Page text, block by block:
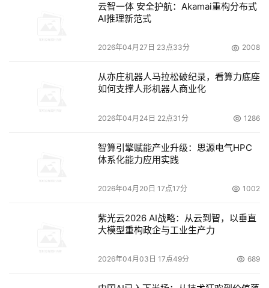
云智一体 安全护航：Akamai重构分布式
AI推理新范式
2026年04月27日 23点33分 2008
从亦庄机器人马拉松破纪录，看算力底座
如何支撑人形机器人商业化
2026年04月24日 22点31分 1286
智算引擎赋能产业升级：思源电气HPC
体系化能力应用实践
2026年04月20日 17点17分 1002
紫光云2026 AI战略：从云到智，以垂直
大模型重构政企与工业生产力
2026年04月03日 17点49分 689